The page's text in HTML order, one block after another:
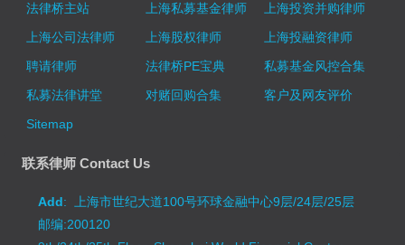
法律桥主站
上海私募基金律师
上海投资并购律师
上海公司法律师
上海股权律师
上海投融资律师
聘请律师
法律桥PE宝典
私募基金风控合集
私募法律讲堂
对赌回购合集
客户及网友评价
Sitemap
联系律师 Contact Us
Add: 上海市世纪大道100号环球金融中心9层/24层/25层
邮编:200120